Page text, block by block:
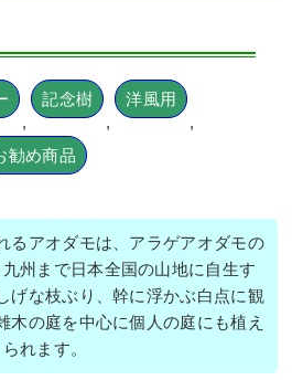
,
記念樹
,
洋風用
,
勧め商品
るアオダモは、アラゲアオダモの
州まで日本全国の山地に自生す
げな枝ぶり、幹に浮かぶ白点に観
木の庭を中心に個人の庭にも植え
られます。